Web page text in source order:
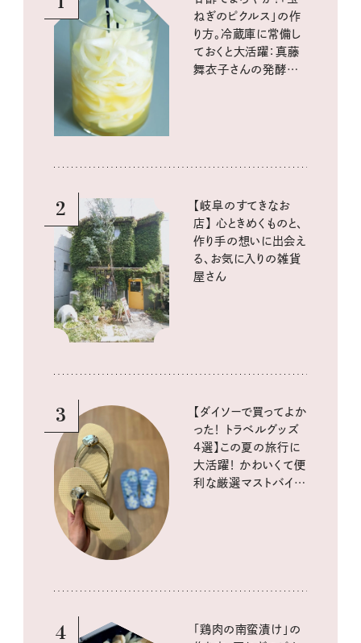
ねぎのピクルス」の作
り方。冷蔵庫に常備し
ておくと大活躍：真藤
舞衣子さんの発酵と
2
【岐阜のすてきなお
店】 心ときめくものと、
作り手の想いに出会え
る、お気に入りの雑貨
屋さん
3
【ダイソーで買ってよか
った！ トラベルグッズ
4選】この夏の旅行に
大活躍！ かわいくて便
利な厳選マストバイア
4
「鶏肉の南蛮漬け」の